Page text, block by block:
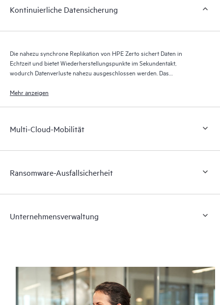
Kontinuierliche Datensicherung
Die nahezu synchrone Replikation von HPE Zerto sichert Daten in
Echtzeit und bietet Wiederherstellungspunkte im Sekundentakt,
wodurch Datenverluste nahezu ausgeschlossen werden. Das
Tausende von Wiederherstellungspunkten und ermöglicht so eine
Mehr anzeigen
Multi-Cloud-Mobilität
Ransomware-Ausfallsicherheit
Unternehmensverwaltung